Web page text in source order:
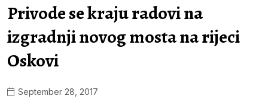
Privode se kraju radovi na
izgradnji novog mosta na rijeci
Oskovi
September 28, 2017